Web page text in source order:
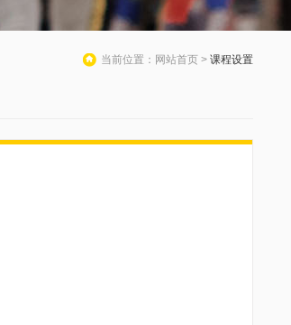
当前位置：网站首页 > 课程设置